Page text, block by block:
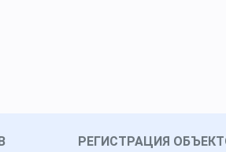
РЕГИСТРАЦИЯ